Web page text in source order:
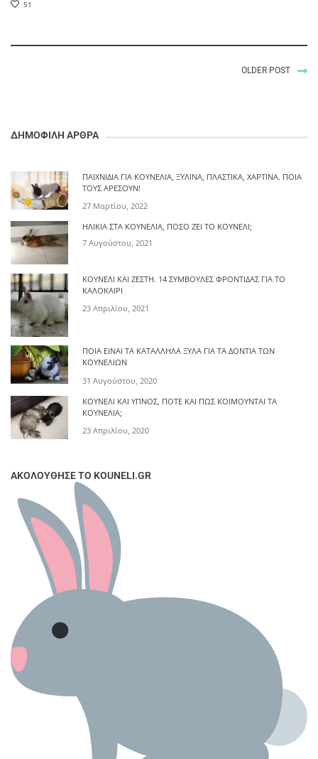
51
OLDER POST
ΔΗΜΟΦΙΛΗ ΑΡΘΡΑ
ΠΑΙΧΝΊΔΙΑ ΓΙΑ ΚΟΥΝΈΛΙΑ, ΞΎΛΙΝΑ, ΠΛΑΣΤΙΚΆ, ΧΆΡΤΙΝΑ. ΠΟΙΑ
ΤΟΥΣ ΑΡΈΣΟΥΝ!
27 Μαρτίου, 2022
ΗΛΙΚΊΑ ΣΤΑ ΚΟΥΝΈΛΙΑ, ΠΌΣΟ ΖΕΙ ΤΟ ΚΟΥΝΈΛΙ;
7 Αυγούστου, 2021
ΚΟΥΝΈΛΙ ΚΑΙ ΖΈΣΤΗ. 14 ΣΥΜΒΟΥΛΈΣ ΦΡΟΝΤΊΔΑΣ ΓΙΑ ΤΟ
ΚΑΛΟΚΑΊΡΙ
23 Απριλίου, 2021
ΠΟΙΑ ΕΊΝΑΙ ΤΑ ΚΑΤΆΛΛΗΛΑ ΞΎΛΑ ΓΙΑ ΤΑ ΔΌΝΤΙΑ ΤΩΝ
ΚΟΥΝΕΛΙΏΝ
31 Αυγούστου, 2020
ΚΟΥΝΈΛΙ ΚΑΙ ΎΠΝΟΣ, ΠΌΤΕ ΚΑΙ ΠΩΣ ΚΟΙΜΟΎΝΤΑΙ ΤΑ
ΚΟΥΝΈΛΙΑ;
23 Απριλίου, 2020
ΑΚΟΛΟΥΘΗΣΕ ΤΟ KOUNELI.GR